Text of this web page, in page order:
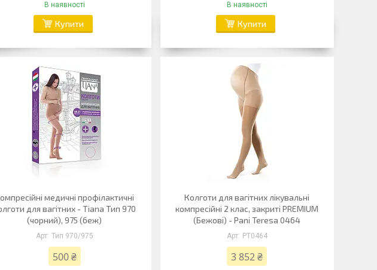
В наявності
Купити
В наявності
Купити
медичні профілактичні
для вагітних - Tiana Тип 970
(чорний), 975 (беж)
Тип 970/975
500 ₴
Колготи для вагітних лікувальні
компресійні 2 клас, закриті PREMIUM
(Бежові) - Pani Teresa 0464
PT0464
3 852 ₴